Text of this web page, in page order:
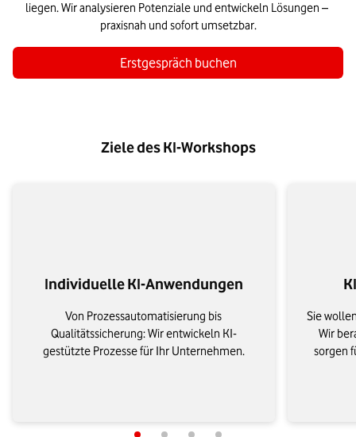
liegen. Wir analysieren Potenziale und entwickeln Lösungen –
praxisnah und sofort umsetzbar.
Erstgespräch buchen
Ziele des KI-Workshops
Individuelle KI-Anwendungen
Von Prozessautomatisierung bis
Qualitätssicherung: Wir entwickeln KI-
gestützte Prozesse für Ihr Unternehmen.
Sie
Wir
sorgen